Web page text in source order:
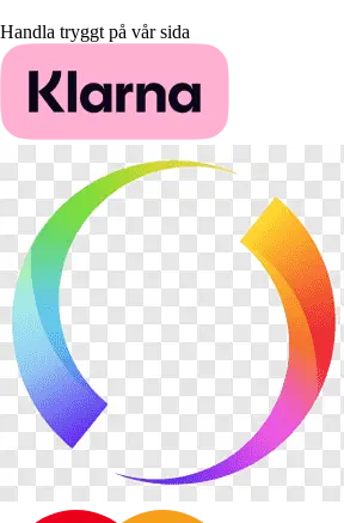
Handla tryggt på vår sida